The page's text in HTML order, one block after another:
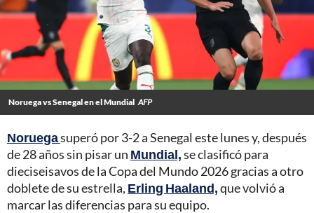
Noruega vs Senegal en el Mundial AFP
Noruegasuperó por 3-2 a Senegal este lunes y, después
de 28 años sin pisar un Mundial,se clasificó para
dieciseisavos de la Copa del Mundo 2026 gracias a otro
doblete de su estrella, Erling Haaland,que volvió a
marcar las diferencias para su equipo.